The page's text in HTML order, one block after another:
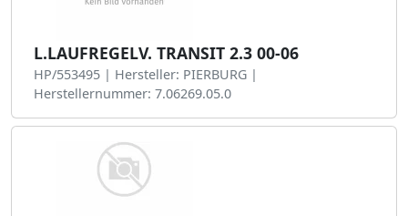
L.LAUFREGELV. TRANSIT 2.3 00-06
HP/553495 | Hersteller: PIERBURG |
Herstellernummer: 7.06269.05.0